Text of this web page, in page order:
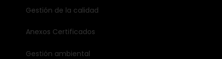
Gestión de la calidad
Anexos Certificados
Gestión ambiental